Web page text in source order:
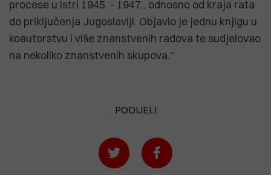
procese u Istri 1945. - 1947., odnosno od kraja rata
do priključenja Jugoslaviji. Objavio je jednu knjigu u
koautorstvu i više znanstvenih radova te sudjelovao
na nekoliko znanstvenih skupova.''
PODIJELI